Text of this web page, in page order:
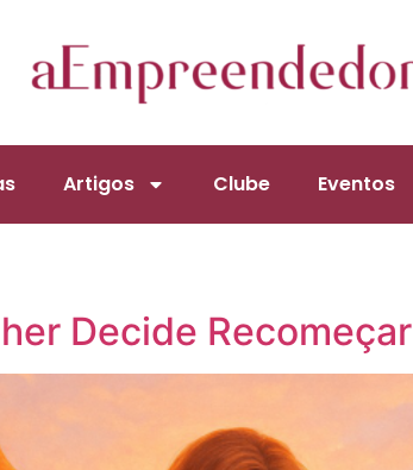
Artigos Clube Eventos
Decide Recomeçar